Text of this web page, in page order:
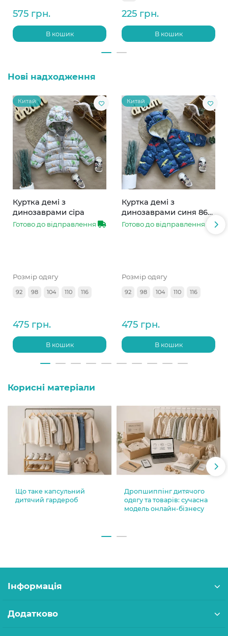
575 грн.
В кошик
225 грн.
В кошик
Нові надходження
Китай
Куртка демі з
динозаврами сіра
Готово до відправлення
Розмір одягу
92 98 104 110 116
475 грн.
В кошик
Китай
Куртка демі з
динозаврами синя 86-
110
Готово до відправлення
Розмір одягу
92 98 104 110 116
475 грн.
В кошик
Корисні матеріали
Що таке капсульний
дитячий гардероб
Дропшиппінг дитячого
одягу та товарів: сучасна
модель онлайн-бізнесу
Інформація
Додатково